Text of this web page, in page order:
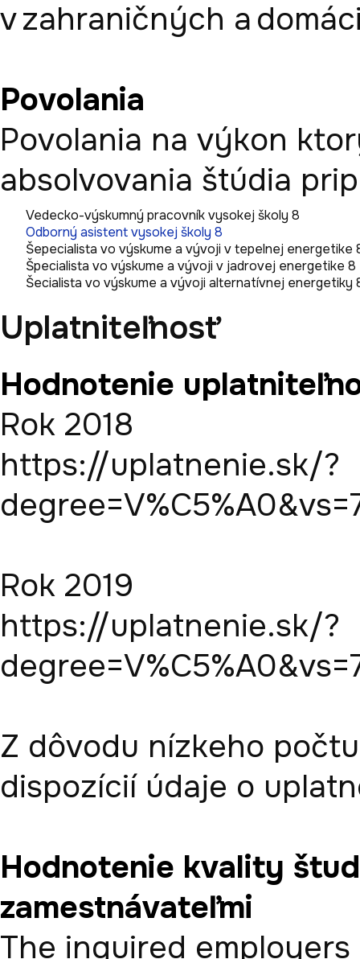
Povolania
Povolania na výkon
absolvovania štúdia
Vedecko-výskumný pracovník vysokej školy 8
Odborný asistent vysokej školy 8
Šepecialista vo výskume a vývoji v tepelnej energetike
Špecialista vo výskume a vývoji v jadrovej energetike 8
Šecialista vo výskume a vývoji alternatívnej energetiky
Uplatniteľnosť
Hodnotenie
Rok 2018
https://uplatnenie.sk/?
Rok 2019
https://uplatnenie.sk/?
Z dôvodu nízkeho
Hodnotenie kvality
zamestnávateľmi
The inquired